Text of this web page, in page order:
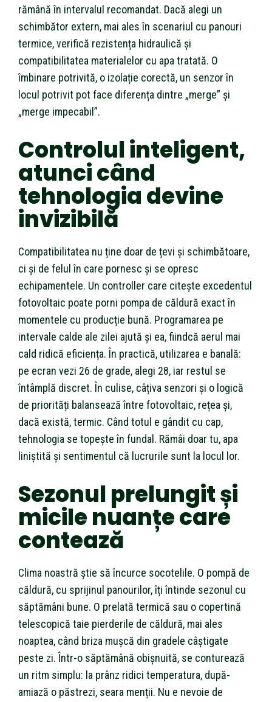
rămână în intervalul recomandat. Dacă alegi un
schimbător extern, mai ales în scenariul cu panouri
termice, verifică rezistența hidraulică și
compatibilitatea materialelor cu apa tratată. O
îmbinare potrivită, o izolație corectă, un senzor în
locul potrivit pot face diferența dintre „merge” și
„merge impecabil”.
Controlul inteligent,
atunci când
tehnologia devine
invizibilă
Compatibilitatea nu ține doar de țevi și schimbătoare,
ci și de felul în care pornesc și se opresc
echipamentele. Un controller care citește excedentul
fotovoltaic poate porni pompa de căldură exact în
momentele cu producție bună. Programarea pe
intervale calde ale zilei ajută și ea, fiindcă aerul mai
cald ridică eficiența. În practică, utilizarea e banală:
pe ecran vezi 26 de grade, alegi 28, iar restul se
întâmplă discret. În culise, câțiva senzori și o logică
de priorități balansează între fotovoltaic, rețea și,
dacă există, termic. Când totul e gândit cu cap,
tehnologia se topește în fundal. Rămâi doar tu, apa
liniștită și sentimentul că lucrurile sunt la locul lor.
Sezonul prelungit și
micile nuanțe care
contează
Clima noastră știe să încurce socotelile. O pompă de
căldură, cu sprijinul panourilor, îți întinde sezonul cu
săptămâni bune. O prelată termică sau o copertină
telescopică taie pierderile de căldură, mai ales
noaptea, când briza mușcă din gradele câștigate
peste zi. Într-o săptămână obișnuită, se conturează
un ritm simplu: la prânz ridici temperatura, după-
amiază o păstrezi, seara menții. Nu e nevoie de